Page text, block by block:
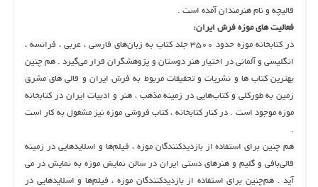
قالیچه و نام هنرمندان آمده است ‌.
فعالیت های موزه فرش ایران:
در كتابخانه موزه حدود ۳۵۰۰ جلد كتاب به زبان‌های فارسی‌ ، عربی‌ ، فرانسه‌ ،
انگلیسی و آلمانی در اختیار هنر دوستان و پژوهشگران قرار می‌گیرد . هم‌ چنین
بهترین كتاب‌ ها و نشریات و تحقیقات مربوط به فرش ایران و قالی‌ های مشرق
زمین به طوركلی و كتاب‌هایی در زمینه مذهب‌ ، هنر و ادبیات ایران در كتابخانه
موزه موجود است‌ . در كنار كتابخانه‌ ، كتاب فروشی موزه نیز مشغول به كار است
‌.
هم‌ چنین برای استفاده از بازدیدکنندگان موزه‌ ، فیلم‌ها و اسلایدهایی در زمینه
قالی‌بافی و گلیم و هنرهای دستی ایران در سالن نمایش موزه به نمایش در می
آید . هم‌چنین برای استفاده از بازدیدکنندگان موزه‌ ، فیلم‌ها و اسلایدهایی در